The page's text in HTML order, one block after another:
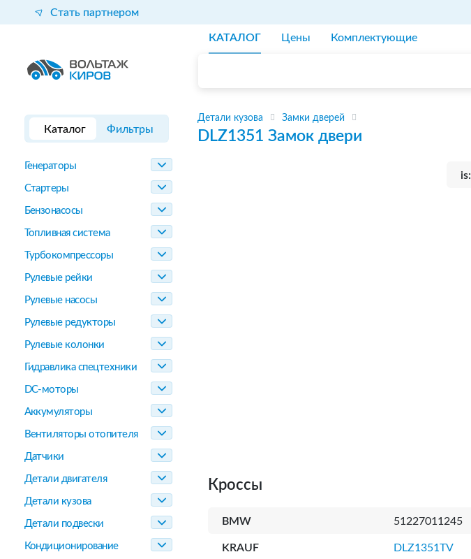
Стать партнером
КАТАЛОГ Цены Комплектующие
Каталог Фильтры
Генераторы
Стартеры
Бензонасосы
Топливная система
Турбокомпрессоры
Рулевые рейки
Рулевые насосы
Рулевые редукторы
Рулевые колонки
Гидравлика спецтехники
DC-моторы
Аккумуляторы
Вентиляторы отопителя
Датчики
Детали двигателя
Детали кузова
Детали подвески
Кондиционирование
Детали кузова Замки дверей
DLZ1351 Замок двери
is:
Кроссы
BMW 51227011245
KRAUF DLZ1351TV